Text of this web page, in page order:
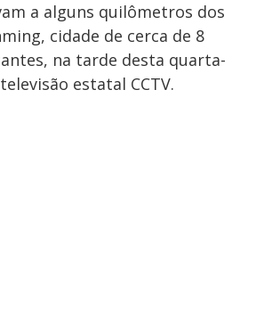
a alguns quilômetros dos
cidade de cerca de 8
na tarde desta quarta-
estatal CCTV.